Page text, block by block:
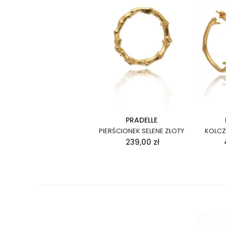
PRADELLE
PIERŚCIONEK SELENE ZŁOTY
239,00 zł